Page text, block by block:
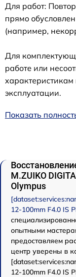
Для работ:
прямо
(например,
Для
работе или
эксплуатации.
Показать
M.ZUIKO
Olympus
12‑100mm F4.0 IS
опытными
предоставляем
центр уверены в
12‑100mm F4.0 IS